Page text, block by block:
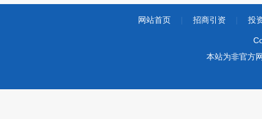
网站首页 招商引资 投
本站为非官方